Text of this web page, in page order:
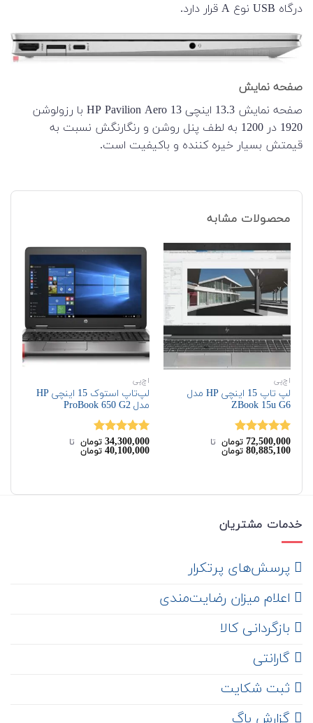
درگاه USB نوع A قرار دارد.
صفحه نمایش
صفحه نمایش 13.3 اینچی HP Pavilion Aero 13 با رزولوشن
1920 در 1200 به لطف پنل روشن و رنگارنگش نسبت به
قیمتش بسیار خیره کننده و باکیفیت است.
محصولات مشابه
اچ‌پی
لپ تاپ 15 اینچی HP مدل
ZBook 15u G6
نمره5.00
از 5
72,500,000 تومان‌ تا ‌
80,885,100 تومان
اچ‌پی
لپ‌تاپ استوک 15 اینچی HP
مدل ProBook 650 G2
نمره5.00
از 5
34,300,000 تومان‌ تا ‌
40,100,000 تومان
خدمات مشتریان
‌ پرسش‌های پرتکرار
اعلام میزان رضایت‌مندی
‌ بازگردانی کالا
گارانتی
ثبت شکایت